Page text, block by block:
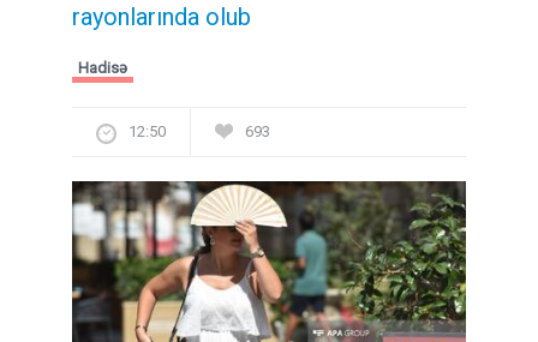
rayonlarında olub
Hadisə
12:50 693